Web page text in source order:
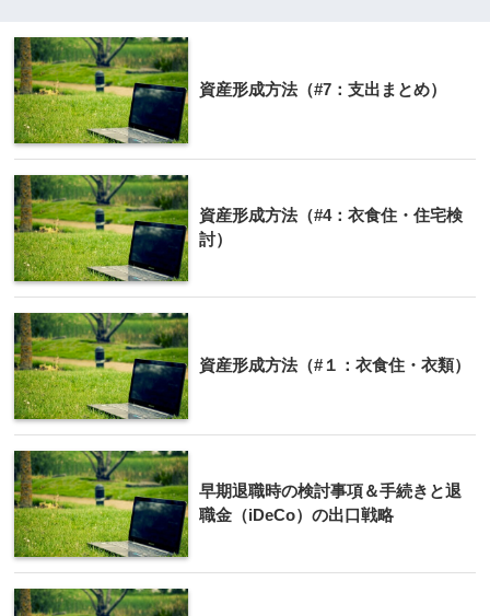
資産形成方法（#7：支出まとめ）
資産形成方法（#4：衣食住・住宅検
討）
資産形成方法（#１：衣食住・衣類）
早期退職時の検討事項＆手続きと退
職金（iDeCo）の出口戦略